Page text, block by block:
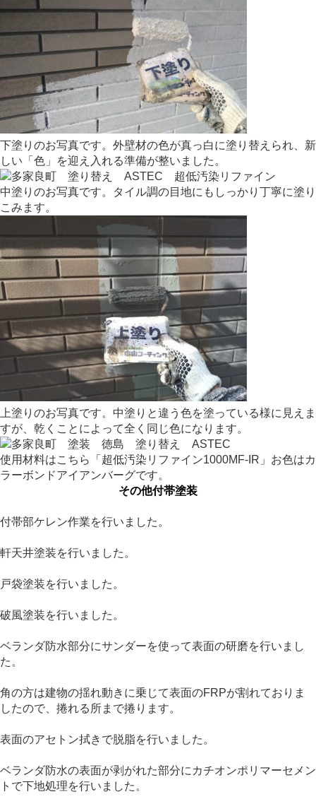
下塗りのお写真です。外壁材の色が真っ白に塗り替えられ、新
しい「色」を迎え入れる準備が整いました。
中塗りのお写真です。タイル調の目地にもしっかり丁寧に塗り
こみます。
上塗りのお写真です。中塗りと違う色を塗っている様に見えま
すが、乾くことによって全く同じ色になります。
使用材料はこちら「超低汚染リファイン1000MF-IR」お色はカ
ラーボンドアイアンバーグです。
その他付帯塗装
付帯部ケレン作業を行いました。
軒天井塗装を行いました。
戸袋塗装を行いました。
破風塗装を行いました。
ベランダ防水部分にサンダーを使って表面の研磨を行いまし
た。
角の方は建物の揺れ動きに乗じて表面のFRPが割れておりま
したので、捲れる所まで捲ります。
表面のアセトン拭きで脱脂を行いました。
ベランダ防水の表面が剥がれた部分にカチオンポリマーセメン
トで下地処理を行いました。